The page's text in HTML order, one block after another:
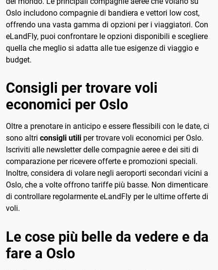
Oslo includono compagnie di bandiera e vettori low cost,
offrendo una vasta gamma di opzioni per i viaggiatori. Con
eLandFly, puoi confrontare le opzioni disponibili e scegliere
quella che meglio si adatta alle tue esigenze di viaggio e
budget.
Consigli per trovare voli
economici per Oslo
Oltre a prenotare in anticipo e essere flessibili con le date, ci
sono altri consigli utili per trovare voli economici per Oslo.
Iscriviti alle newsletter delle compagnie aeree e dei siti di
comparazione per ricevere offerte e promozioni speciali.
Inoltre, considera di volare negli aeroporti secondari vicini a
Oslo, che a volte offrono tariffe più basse. Non dimenticare
di controllare regolarmente eLandFly per le ultime offerte di
voli.
Le cose più belle da vedere e da
fare a Oslo